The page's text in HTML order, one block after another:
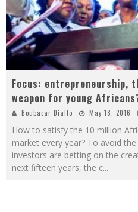
Focus: entrepreneurship,
weapon for young
Boubacar Diallo May 18, 2016
How to satisfy the 10 million
market every year? To avoid
investors are betting on the
next fifteen years, the c...